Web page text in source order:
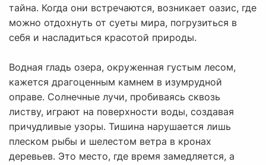
тайна. Когда они встречаются, возникает оазис, где
можно отдохнуть от суеты мира, погрузиться в
себя и насладиться красотой природы.
Водная гладь озера, окруженная густым лесом,
кажется драгоценным камнем в изумрудной
оправе. Солнечные лучи, пробиваясь сквозь
листву, играют на поверхности воды, создавая
причудливые узоры. Тишина нарушается лишь
плеском рыбы и шелестом ветра в кронах
деревьев. Это место, где время замедляется, а